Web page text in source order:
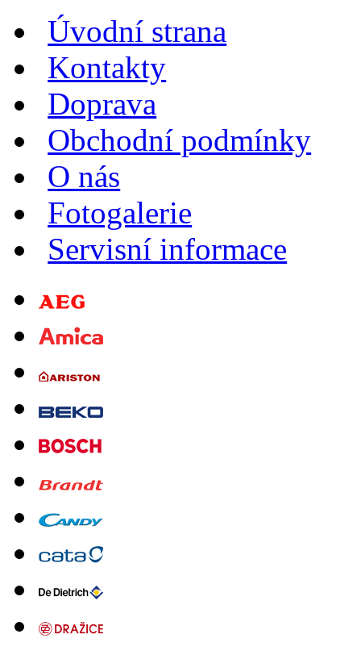
Úvodní strana
Kontakty
Doprava
Obchodní podmínky
O nás
Fotogalerie
Servisní informace